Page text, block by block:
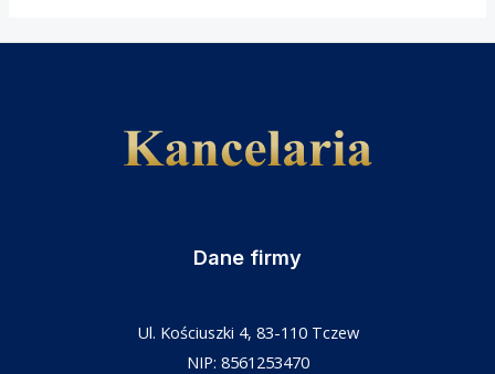
Dane firmy
Ul. Kościuszki 4, 83-110 Tczew
NIP: 8561253470